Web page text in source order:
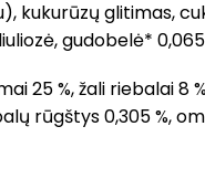
glitimas,
gudobelė* 0,065
25 %, žali riebalai 8
rūgštys 0,305 %,